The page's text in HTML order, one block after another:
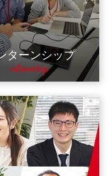
ターンシップ
internship